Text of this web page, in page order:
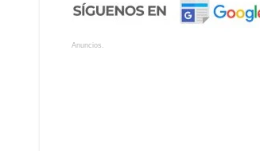
Anuncios.